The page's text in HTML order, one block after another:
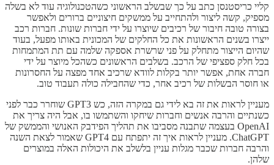
קליי כריסטנסן כתב על כך שבשלב הראשוני כשהטכנולוגיה עוד לא בשלה
מספיק, קשה ליצור ולהתחייב על ממשקים חיצוניים ברורים ולאפשר
בצורה טובה חיבור של רכיבים שיוצרו על ידי חברות שונות. חברות רכב
ייצרו בשנים הראשונות את כל החלקים של המכונית באותו מפעל, בעוד
שהיום הייצור מתחלק על פני שרשרת אספקה שלמה עם תת המתמחות
בכל חלק ספציפי של הרכב. בשלבים הראשונים כשהכל מיוצר על ידי
חברה אחת, אפשר יותר בקלות לוודא שרכיב אחד מפצה על החסרונות
או חוסר הבשלות של רכיב אחר, כדי שהחבילה כולה תעבוד טוב.
מעניין לראות את זה בא לידי גם במקרה הזה, כש GPT3 שוחרר כבר לפני
כשנתיים והרבה אנשים וחברות שיחקו והשתמשו בו, אבל היה צריך את
OpenAI בעצמה שתבנה מסביבו את תהליך הפידבק האנושי והממשק של
ChatGPT. מעניין לראות איך זה יתפתח עם GPT4 שאמור לצאת השנה
והרבה חברות שכבר מגלות עניין בלשלב את היכולות האלה במוצרים
שלהן.